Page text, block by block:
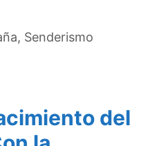
, Senderismo
del